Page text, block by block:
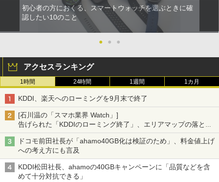
初心者の方におくる、スマートウォッチを選ぶときに確
認したい10のこと
● ● ●
アクセスランキング
1時間 24時間 1週間 1カ月
KDDI、楽天へのローミングを9月末で終了
[石川温の「スマホ業界 Watch」]
告げられた「KDDIのローミング終了」、エリアマップの落とし
穴と楽天モバイルの課題
ドコモ前田社長が「ahamo40GB化は検証のため」、料金値上げ
への考え方にも言及
KDDI松田社長、ahamoの40GBキャンペーンに「品質などを含
めて十分対抗できる」